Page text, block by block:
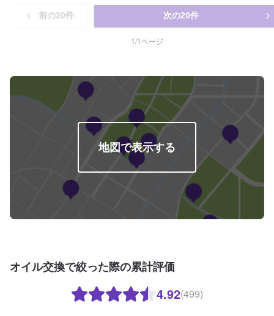
業工賃990円※ディーゼル車は車種による-輸入車（レクサス含む）・Wタイヤ
トラック-・部品代：車種による作業工賃車種による※フラッシング作業・オ
イルエレメント交換については、予約時に詳細に記載してお問い合わせくだ
さいませ。※改造車・輸入車の作業はお断りする可能性がございます。
前の20件 次の20件
1/1ページ
地図で表示する
オイル交換で絞った際の累計評価
4.92(499)